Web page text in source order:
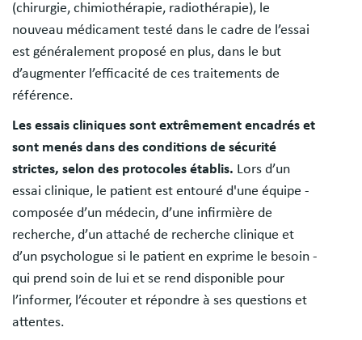
(chirurgie, chimiothérapie, radiothérapie), le
nouveau médicament testé dans le cadre de l’essai
est généralement proposé en plus, dans le but
d’augmenter l’efficacité de ces traitements de
référence.
Les essais cliniques sont extrêmement encadrés et
sont menés dans des conditions de sécurité
strictes, selon des protocoles établis. Lors d’un
essai clinique, le patient est entouré d'une équipe -
composée d’un médecin, d’une infirmière de
recherche, d’un attaché de recherche clinique et
d’un psychologue si le patient en exprime le besoin -
qui prend soin de lui et se rend disponible pour
l’informer, l’écouter et répondre à ses questions et
attentes.